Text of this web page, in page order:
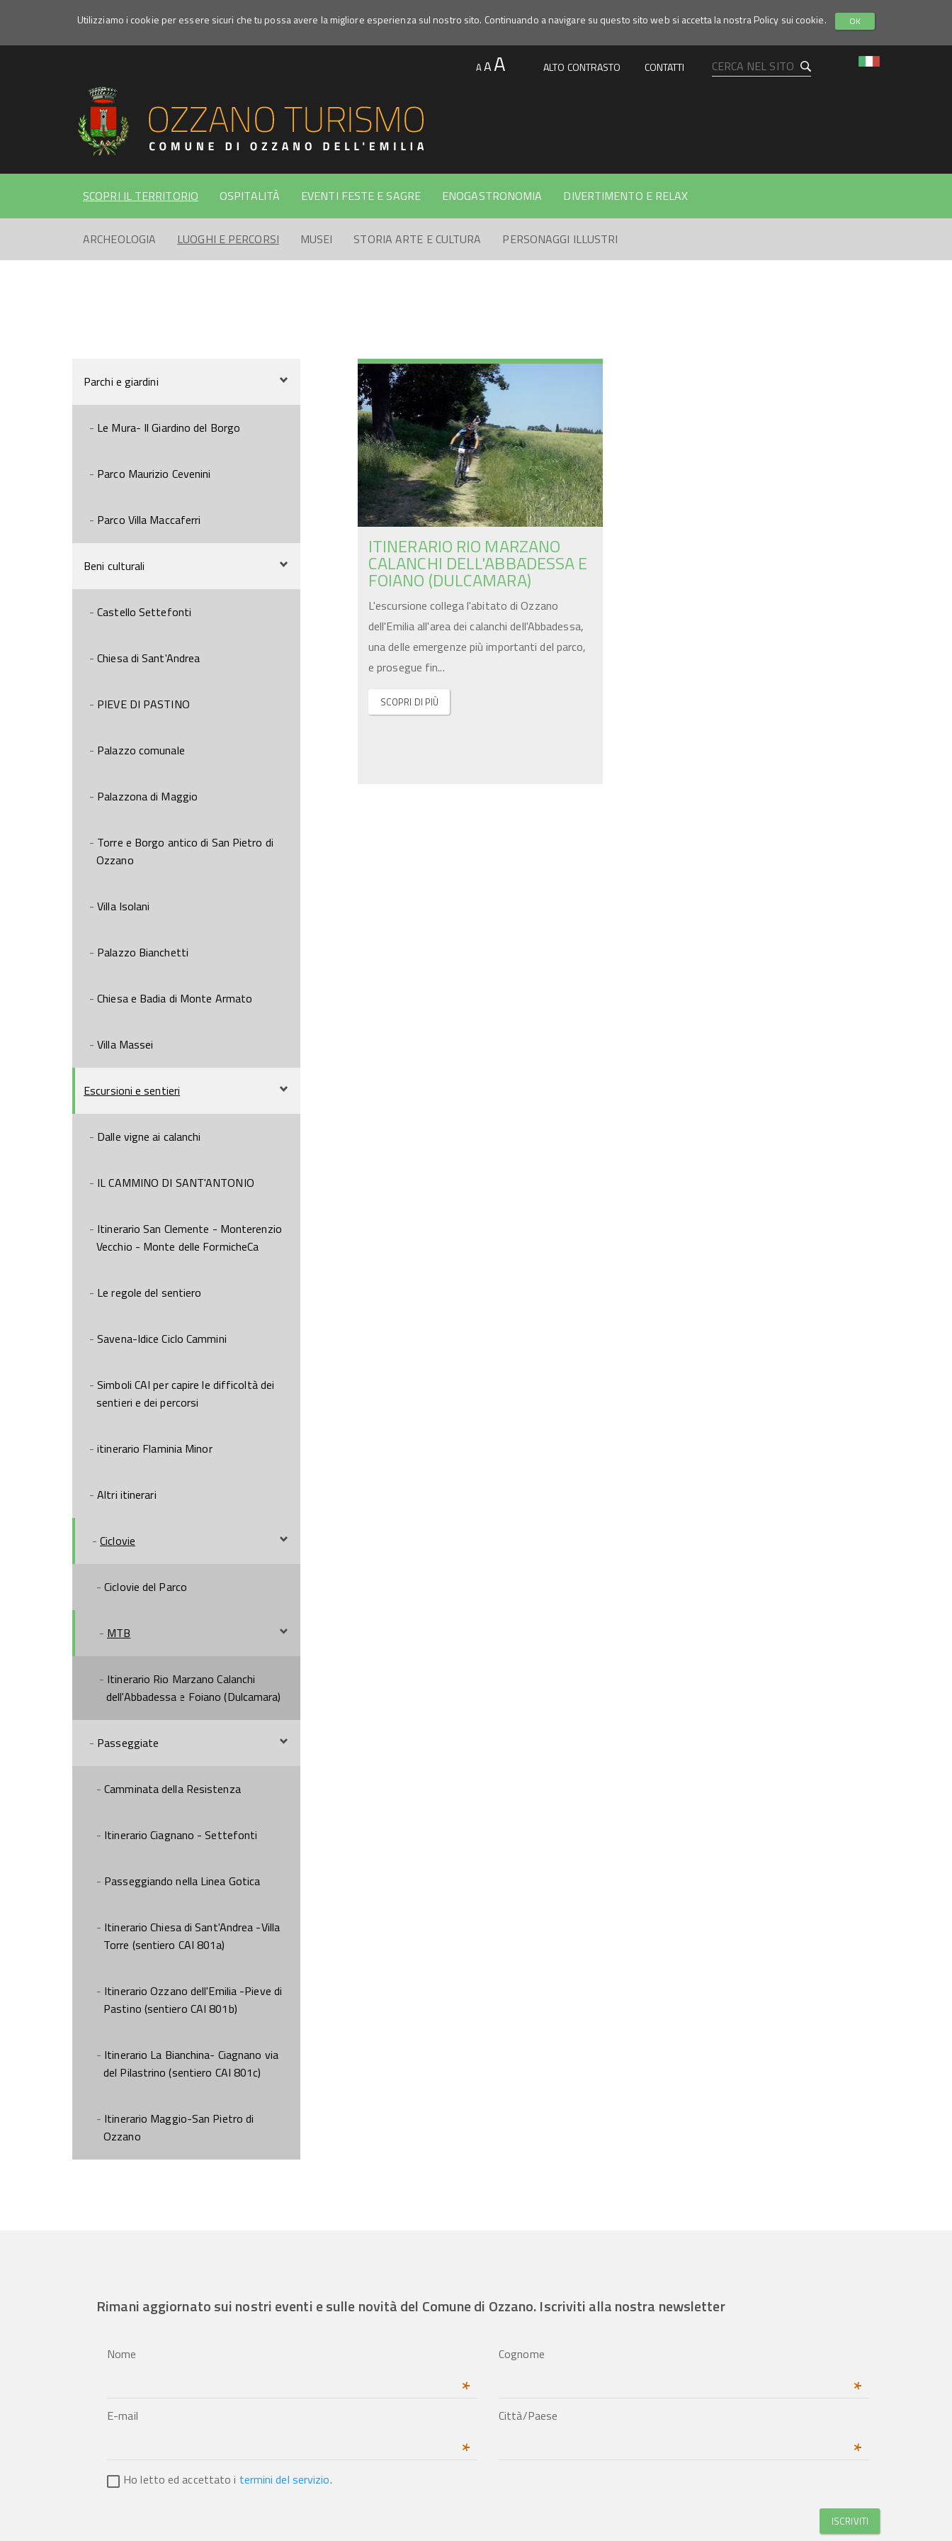
Utilizziamo i cookie per essere sicuri che tu possa avere la migliore esperienza sul nostro sito. Continuando a navigare su questo sito web si accetta la nostra Policy sui cookie. OK
MTB AAA ALTO CONTRASTO CONTATTI
SCOPRI IL TERRITORIO OSPITALITÀ EVENTI FESTE E SAGRE ENOGASTRONOMIA DIVERTIMENTO E RELAX
ARCHEOLOGIA LUOGHI E PERCORSI MUSEI STORIA ARTE E CULTURA PERSONAGGI ILLUSTRI
Parchi e giardini
Le Mura- Il Giardino del Borgo
Parco Maurizio Cevenini
Parco Villa Maccaferri
Beni culturali
Castello Settefonti
Chiesa di Sant'Andrea
PIEVE DI PASTINO
Palazzo comunale
Palazzona di Maggio
Torre e Borgo antico di San Pietro di
Ozzano
Villa Isolani
Palazzo Bianchetti
Chiesa e Badia di Monte Armato
Villa Massei
Escursioni e sentieri
Dalle vigne ai calanchi
IL CAMMINO DI SANT'ANTONIO
Itinerario San Clemente - Monterenzio
Vecchio - Monte delle FormicheCa
Le regole del sentiero
Savena-Idice Ciclo Cammini
Simboli CAI per capire le difficoltà dei
sentieri e dei percorsi
itinerario Flaminia Minor
Altri itinerari
Ciclovie
Ciclovie del Parco
MTB
Itinerario Rio Marzano Calanchi
dell'Abbadessa e Foiano (Dulcamara)
Passeggiate
Camminata della Resistenza
Itinerario Ciagnano - Settefonti
Passeggiando nella Linea Gotica
Itinerario Chiesa di Sant'Andrea -Villa
Torre (sentiero CAI 801a)
Itinerario Ozzano dell'Emilia -Pieve di
Pastino (sentiero CAI 801b)
Itinerario La Bianchina- Ciagnano via
del Pilastrino (sentiero CAI 801c)
Itinerario Maggio-San Pietro di
Ozzano
ITINERARIO RIO MARZANO
CALANCHI DELL'ABBADESSA E
FOIANO (DULCAMARA)
L'escursione collega l'abitato di Ozzano
dell'Emilia all'area dei calanchi dell'Abbadessa,
una delle emergenze più importanti del parco,
e prosegue fin...
SCOPRI DI PIÙ
Rimani aggiornato sui nostri eventi e sulle novità del Comune di Ozzano. Iscriviti alla nostra newsletter
Nome
*
Cognome
*
E-mail
*
Città/Paese
*
Ho letto ed accettato i termini del servizio.